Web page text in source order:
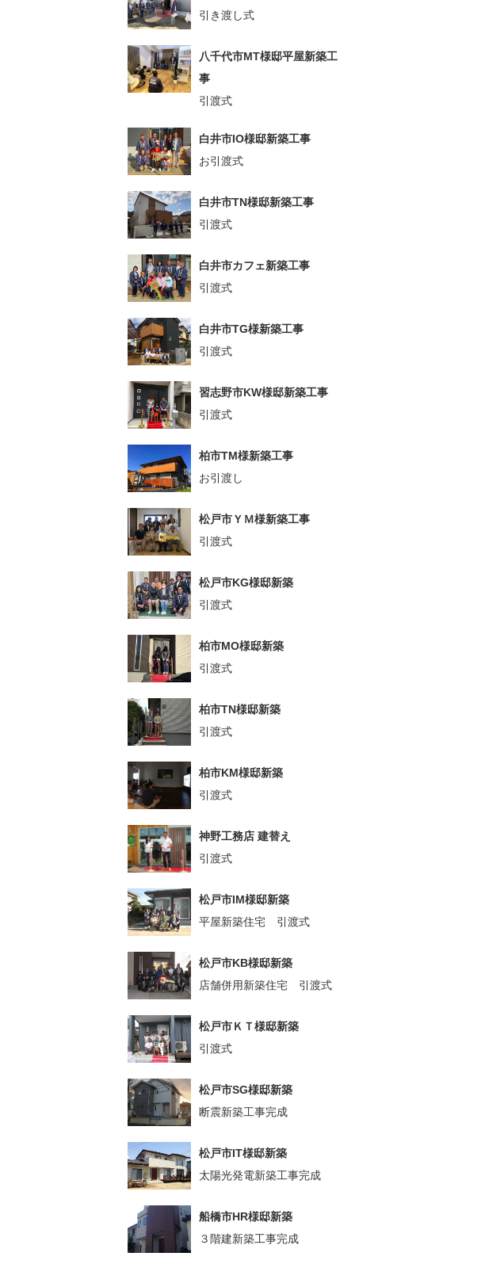
引き渡し式
八千代市MT様邸平屋新築工
事
引渡式
白井市IO様邸新築工事
お引渡式
白井市TN様邸新築工事
引渡式
白井市カフェ新築工事
引渡式
白井市TG様新築工事
引渡式
習志野市KW様邸新築工事
引渡式
柏市TM様新築工事
お引渡し
松戸市ＹＭ様新築工事
引渡式
松戸市KG様邸新築
引渡式
柏市MO様邸新築
引渡式
柏市TN様邸新築
引渡式
柏市KM様邸新築
引渡式
神野工務店 建替え
引渡式
松戸市IM様邸新築
平屋新築住宅 引渡式
松戸市KB様邸新築
店舗併用新築住宅 引渡式
松戸市ＫＴ様邸新築
引渡式
松戸市SG様邸新築
断震新築工事完成
松戸市IT様邸新築
太陽光発電新築工事完成
船橋市HR様邸新築
３階建新築工事完成